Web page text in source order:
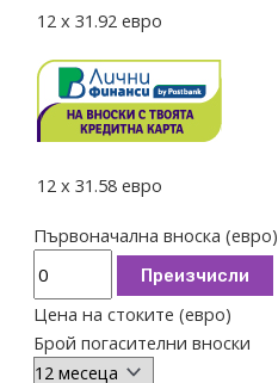
12 x 31.92 евро
12 x 31.58 евро
Първоначална вноска (евро)
Преизчисли
Цена на стоките (евро)
Брой погасителни вноски